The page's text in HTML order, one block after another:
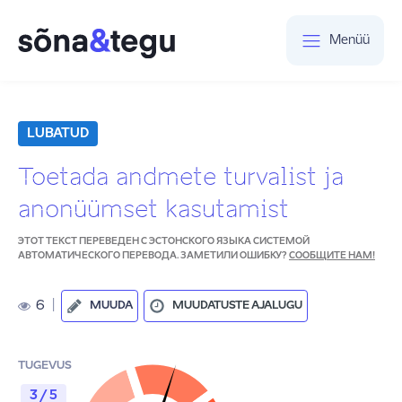
Menüü
LUBATUD
Toetada andmete turvalist ja
anonüümset kasutamist
ЭТОТ ТЕКСТ ПЕРЕВЕДЕН С ЭСТОНСКОГО ЯЗЫКА СИСТЕМОЙ
АВТОМАТИЧЕСКОГО ПЕРЕВОДА. ЗАМЕТИЛИ ОШИБКУ? СООБЩИТЕ НАМ!
6 MUUDA MUUDATUSTE AJALUGU
TUGEVUS
3 / 5